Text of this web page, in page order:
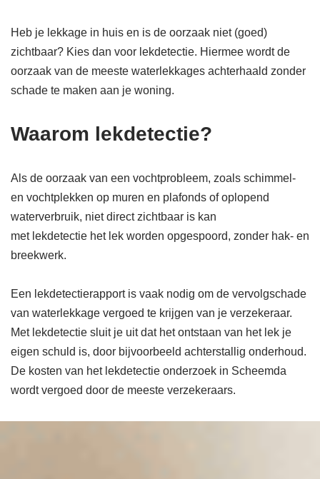
Heb je lekkage in huis en is de oorzaak niet (goed)
zichtbaar? Kies dan voor lekdetectie. Hiermee wordt de
oorzaak van de meeste waterlekkages achterhaald zonder
schade te maken aan je woning.
Waarom lekdetectie?
Als de oorzaak van een vochtprobleem, zoals schimmel-
en vochtplekken op muren en plafonds of oplopend
waterverbruik, niet direct zichtbaar is kan
met lekdetectie het lek worden opgespoord, zonder hak- en
breekwerk.
Een lekdetectierapport is vaak nodig om de vervolgschade
van waterlekkage vergoed te krijgen van je verzekeraar.
Met lekdetectie sluit je uit dat het ontstaan van het lek je
eigen schuld is, door bijvoorbeeld achterstallig onderhoud.
De kosten van het lekdetectie onderzoek in Scheemda
wordt vergoed door de meeste verzekeraars.